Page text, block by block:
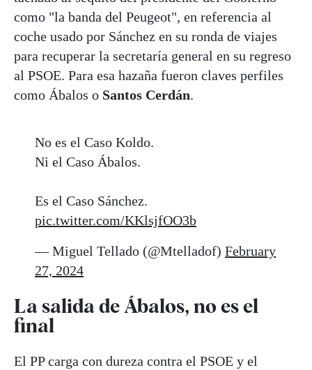
como "la banda del Peugeot", en referencia al
coche usado por Sánchez en su ronda de viajes
para recuperar la secretaría general en su regreso
al PSOE. Para esa hazaña fueron claves perfiles
como Ábalos o Santos Cerdán.
No es el Caso Koldo.
Ni el Caso Ábalos.
Es el Caso Sánchez.
pic.twitter.com/KKlsjfOO3b
— Miguel Tellado (@Mtelladof) February
27, 2024
La salida de Ábalos, no es el
final
El PP carga con dureza contra el PSOE y el